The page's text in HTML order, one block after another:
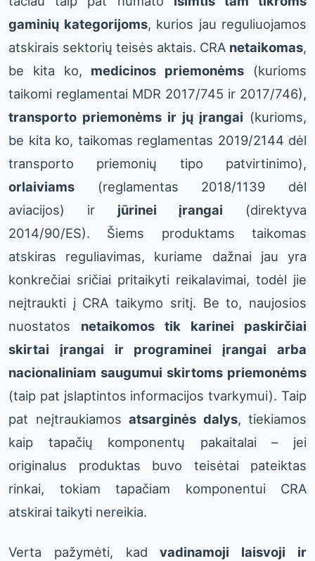
gaminių kategorijoms, kurios jau reguliuojamos
atskirais sektorių teisės aktais. CRA netaikomas,
be kita ko, medicinos priemonėms (kurioms
taikomi reglamentai MDR 2017/745 ir 2017/746),
transporto priemonėms ir jų įrangai (kurioms,
be kita ko, taikomas reglamentas 2019/2144 dėl
transporto priemonių tipo patvirtinimo),
orlaiviams (reglamentas 2018/1139 dėl
aviacijos) ir jūrinei įrangai (direktyva
2014/90/ES). Šiems produktams taikomas
atskiras reguliavimas, kuriame dažnai jau yra
konkrečiai sričiai pritaikyti reikalavimai, todėl jie
neįtraukti į CRA taikymo sritį. Be to, naujosios
nuostatos netaikomos tik karinei paskirčiai
skirtai įrangai ir programinei įrangai arba
nacionaliniam saugumui skirtoms priemonėms
(taip pat įslaptintos informacijos tvarkymui). Taip
pat neįtraukiamos atsarginės dalys, tiekiamos
kaip tapačių komponentų pakaitalai – jei
originalus produktas buvo teisėtai pateiktas
rinkai, tokiam tapačiam komponentui CRA
atskirai taikyti nereikia.
Verta pažymėti, kadvadinamoji laisvoji ir